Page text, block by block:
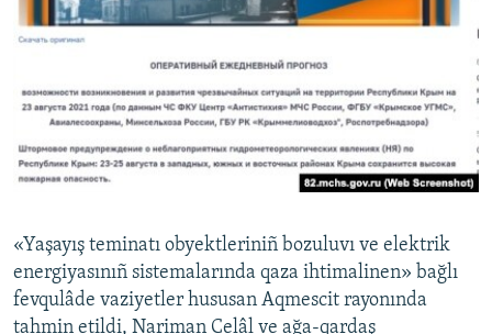
«Yaşayış teminatı obyektleriniñ bozuluvı ve elektrik
energiyasınıñ sistemalarında qaza ihtimalinen» bağlı
fevqulâde vaziyetler hususan Aqmescit rayonında
tahmin etildi, Nariman Celâl ve ağa-qardaş